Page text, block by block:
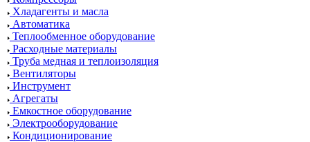
Хладагенты и масла
Автоматика
Теплообменное оборудование
Расходные материалы
Труба медная и теплоизоляция
Вентиляторы
Инструмент
Агрегаты
Емкостное оборудование
Электрооборудование
Кондиционирование